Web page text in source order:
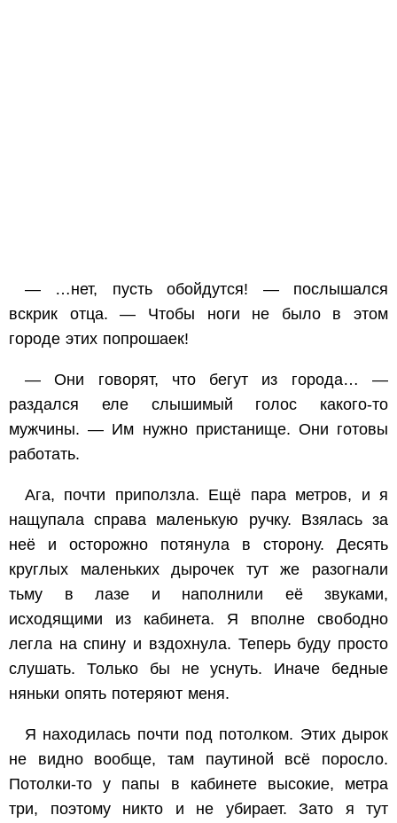
— …нет, пусть обойдутся! — послышался
вскрик отца. — Чтобы ноги не было в этом
городе этих попрошаек!
— Они говорят, что бегут из города… —
раздался еле слышимый голос какого-то
мужчины. — Им нужно пристанище. Они готовы
работать.
Ага, почти приползла. Ещё пара метров, и я
нащупала справа маленькую ручку. Взялась за
неё и осторожно потянула в сторону. Десять
круглых маленьких дырочек тут же разогнали
тьму в лазе и наполнили её звуками,
исходящими из кабинета. Я вполне свободно
легла на спину и вздохнула. Теперь буду просто
слушать. Только бы не уснуть. Иначе бедные
няньки опять потеряют меня.
Я находилась почти под потолком. Этих дырок
не видно вообще, там паутиной всё поросло.
Потолки-то у папы в кабинете высокие, метра
три, поэтому никто и не убирает. Зато я тут